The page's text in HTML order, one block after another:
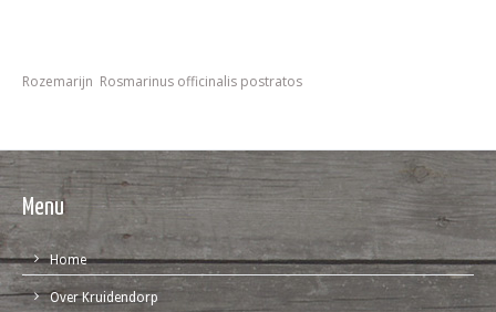
Rozemarijn Rosmarinus officinalis postratos
Menu
Home
Over Kruidendorp